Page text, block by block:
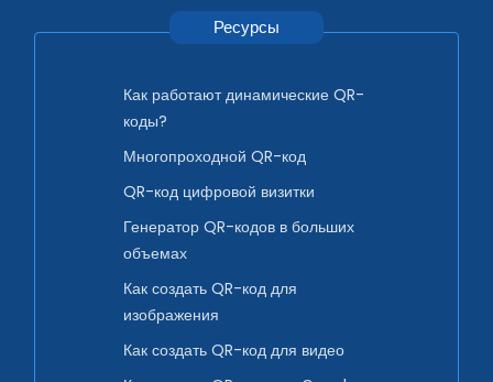
Ресурсы
Как работают динамические QR-
коды?
Многопроходной QR-код
QR-код цифровой визитки
Генератор QR-кодов в больших
объемах
Как создать QR-код для
изображения
Как создать QR-код для видео